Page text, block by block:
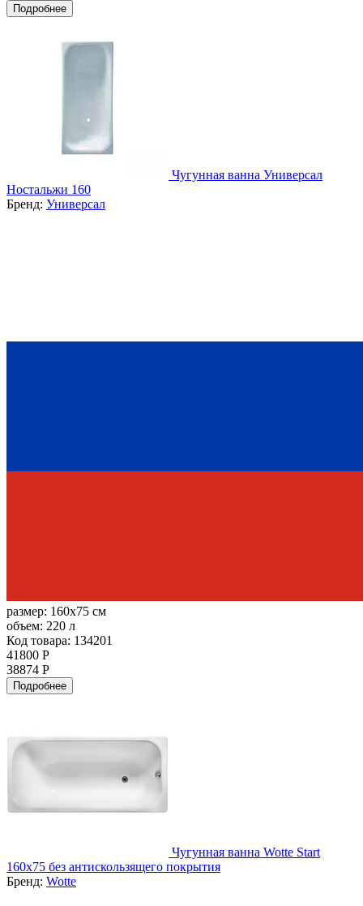
Подробнее
Чугунная ванна Универсал
Ностальжи 160
Бренд: Универсал
размер: 160x75 см
объем: 220 л
Код товара: 134201
41800 Р
38874 Р
Подробнее
Чугунная ванна Wotte Start
160x75 без антискользящего покрытия
Бренд: Wotte